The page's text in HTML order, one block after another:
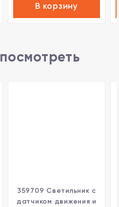
В корзину
359709 Светильник c
датчиком движения и